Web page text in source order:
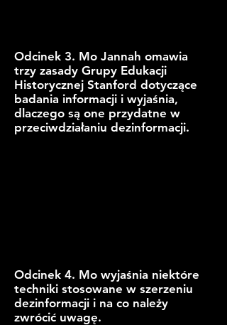
Odcinek 3. Mo Jannah omawia
trzy zasady Grupy Edukacji
Historycznej Stanford dotyczące
badania informacji i wyjaśnia,
dlaczego są one przydatne w
przeciwdziałaniu dezinformacji.
Odcinek 4. Mo wyjaśnia niektóre
techniki stosowane w szerzeniu
dezinformacji i na co należy
zwrócić uwagę.